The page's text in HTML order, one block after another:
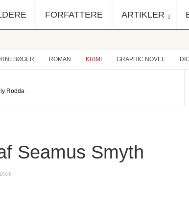
FORFATTERE ARTIKLER
ROMAN KRIMI GRAPHIC NOVEL
Rodda
Seamus Smyth